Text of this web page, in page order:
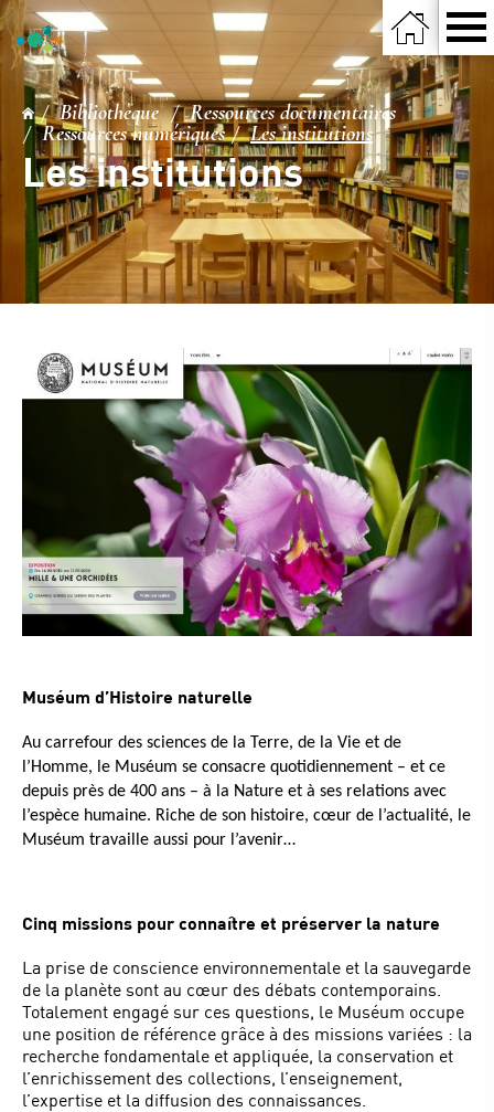
Bibliothèque Ressources documentaires
Ressources numériques Les institutions
Les institutions
Muséum d’Histoire naturelle
Au carrefour des sciences de la Terre, de la Vie et de
l’Homme, le Muséum se consacre quotidiennement – et ce
depuis près de 400 ans – à la Nature et à ses relations avec
l’espèce humaine. Riche de son histoire, cœur de l’actualité, le
Muséum travaille aussi pour l’avenir…
Cinq missions pour connaître et préserver la nature
La prise de conscience environnementale et la sauvegarde
de la planète sont au cœur des débats contemporains.
Totalement engagé sur ces questions, le Muséum occupe
une position de référence grâce à des missions variées : la
recherche fondamentale et appliquée, la conservation et
l’enrichissement des collections, l’enseignement,
l’expertise et la diffusion des connaissances.